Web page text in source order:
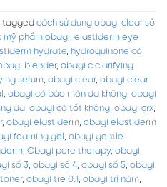
tagged cách sử dụng obagi clear số
mỹ phẩm obagi, elastiderm eye
hydrate, hydroquinone có
blender, obagi c clarifying
serum, obagi clear, obagi clear
, obagi có bào mòn da không, obagi
da, obagi có tốt không, obagi crx,
, obagi elastiderm, obagi elastiderm
foaming gel , obagi gentle
, Obagi pore therapy, obagi
số 3, obagi số 4, obagi số 5, obagi
, obagi tre 0.1 , obagi trị nám,